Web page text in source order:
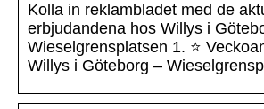
Kolla in reklambladet med de
erbjudandena hos Willys i
Wieselgrensplatsen 1. ⭐
Willys i Göteborg –